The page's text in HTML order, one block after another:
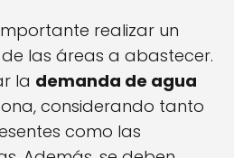
realizar un
de las áreas a abastecer.
la demanda de agua
considerando tanto
como las